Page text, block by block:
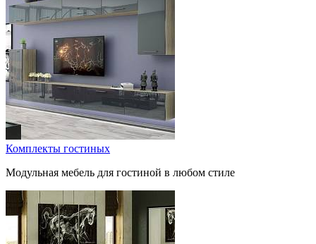
Комплекты гостиных
Модульная мебель для гостиной в любом стиле